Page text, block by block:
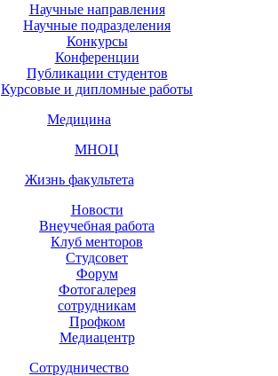
Научные направления
Научные подразделения
Конкурсы
Конференции
Публикации студентов
Курсовые и дипломные работы
Медицина
МНОЦ
Жизнь факультета
Новости
Внеучебная работа
Клуб менторов
Студсовет
Форум
Фотогалерея
сотрудникам
Профком
Медиацентр
Сотрудничество